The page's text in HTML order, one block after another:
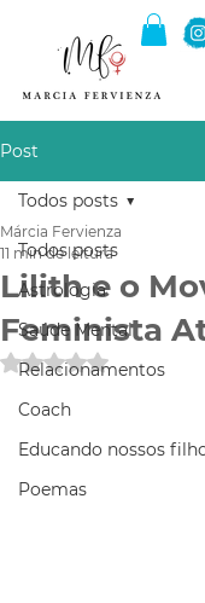
Post
Todos posts
Astrologia
Saúde Mental
Relacionamentos
Coach
Educando nossos
Poemas
Todos posts
Lilith e o
Feminista
Márcia Fervienza
11 min de leitura
Avaliado com NaN